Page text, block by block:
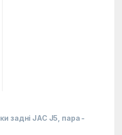
задні JAC J5, пара -